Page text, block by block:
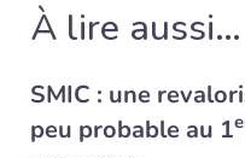
À lire aussi…
SMIC : une
peu probable au 1
!